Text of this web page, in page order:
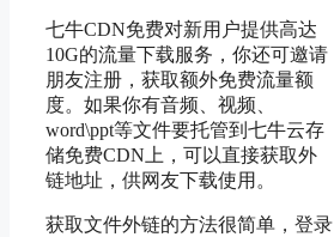
七牛CDN免费对新用户提供高达
10G的流量下载服务，你还可邀请
朋友注册，获取额外免费流量额
度。如果你有音频、视频、
word\ppt等文件要托管到七牛云存
储免费CDN上，可以直接获取外
链地址，供网友下载使用。
获取文件外链的方法很简单，登录